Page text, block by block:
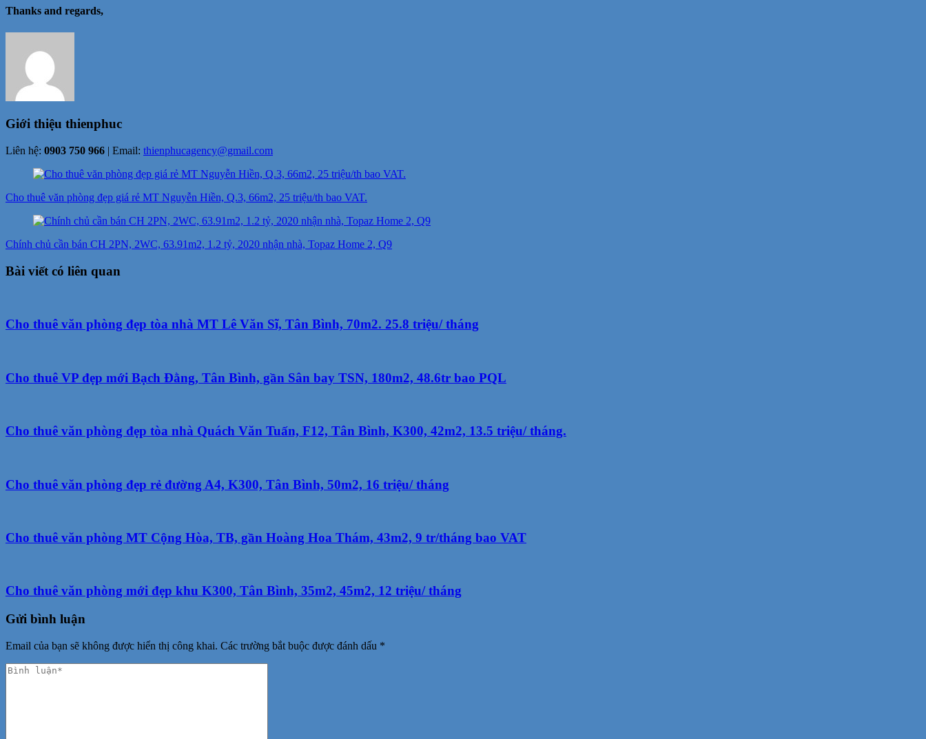
Thanks and regards,
Giới thiệu thienphuc
Liên hệ: 0903 750 966 | Email: thienphucagency@gmail.com
Điều
hướng
Cho thuê văn phòng đẹp giá rẻ MT Nguyễn Hiền, Q.3, 66m2, 25 triệu/th bao VAT.
Chính chủ cần bán CH 2PN, 2WC, 63.91m2, 1.2 tỷ, 2020 nhận nhà, Topaz Home 2, Q9
Bài viết có liên quan
Cho thuê văn phòng đẹp tòa nhà MT Lê Văn Sĩ, Tân Bình, 70m2. 25.8 triệu/ tháng
Cho thuê VP đẹp mới Bạch Đằng, Tân Bình, gần Sân bay TSN, 180m2, 48.6tr bao PQL
Cho thuê văn phòng đẹp tòa nhà Quách Văn Tuấn, F12, Tân Bình, K300, 42m2, 13.5 triệu/ tháng.
Cho thuê văn phòng đẹp rẻ đường A4, K300, Tân Bình, 50m2, 16 triệu/ tháng
Cho thuê văn phòng MT Cộng Hòa, TB, gần Hoàng Hoa Thám, 43m2, 9 tr/tháng bao VAT
Cho thuê văn phòng mới đẹp khu K300, Tân Bình, 35m2, 45m2, 12 triệu/ tháng
Gửi bình luận
Email của bạn sẽ không được hiển thị công khai. Các trường bắt buộc được đánh dấu *
Phản